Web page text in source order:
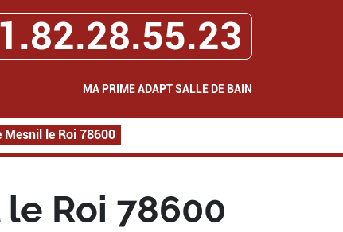
MA PRIME ADAPT SALLE DE BAIN
le Roi 78600
Roi 78600